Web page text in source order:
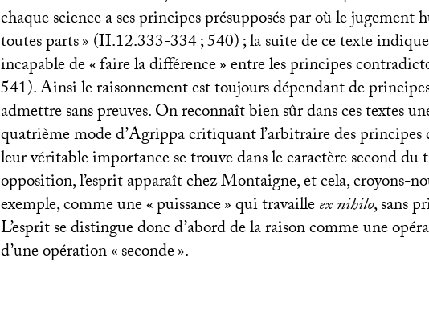
chaque science a ses principes présupposés par où le jugement
toutes parts» (II.12.333-334; 540); la suite de ce texte
incapable de «faire la différence» entre les principes
541). Ainsi le raisonnement est toujours dépendant de
admettre sans preuves. On reconnaît bien sûr dans ces textes
quatrième mode d’Agrippa critiquant l’arbitraire des
leur véritable importance se trouve dans le caractère second du
opposition, l’esprit apparaît chez Montaigne, et cela, croyons-
exemple, comme une «puissance» qui travailleex nihilo, sans
L’esprit se distingue donc d’abord de la raison comme une
d’une opération «seconde».